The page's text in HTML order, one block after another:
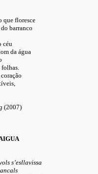
que floresce
barranco
céu
da água
folhas.
(2007)
s’esllavissa